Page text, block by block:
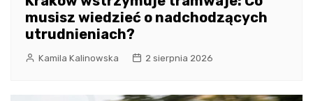
musisz wiedzieć o nadchodzących
utrudnieniach?
Kamila Kalinowska 2 sierpnia 2026